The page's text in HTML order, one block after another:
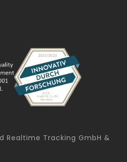
Realtime Tracking GmbH &